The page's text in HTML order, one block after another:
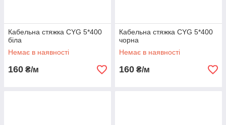
Кабельна стяжка CYG 5*400
біла
Немає в наявності
160 ₴/м
Кабельна стяжка CYG 5*400
чорна
Немає в наявності
160 ₴/м